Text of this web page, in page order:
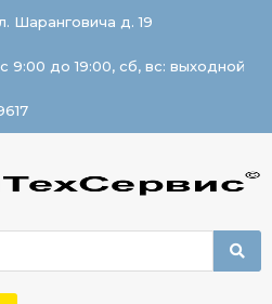
Шаранговича д. 19
9:00 до 19:00, сб, вс: выходной